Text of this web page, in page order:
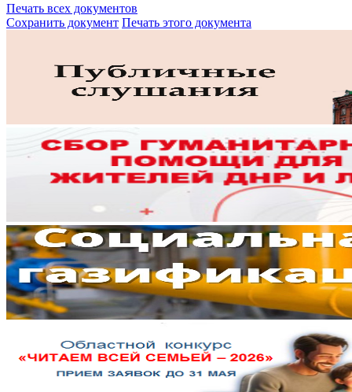
Печать всех документов
Сохранить документ Печать этого документа